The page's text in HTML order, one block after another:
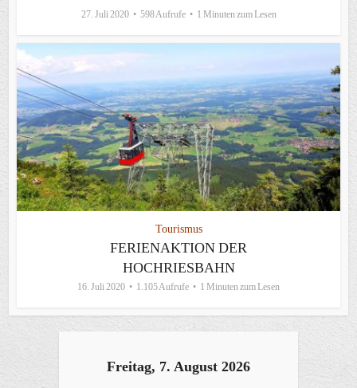
27. Juli 2020 598 Aufrufe 1 Minuten zum Lesen
Tourismus
FERIENAKTION DER
HOCHRIESBAHN
16. Juli 2020 1.105 Aufrufe 1 Minuten zum Lesen
Freitag, 7. August 2026